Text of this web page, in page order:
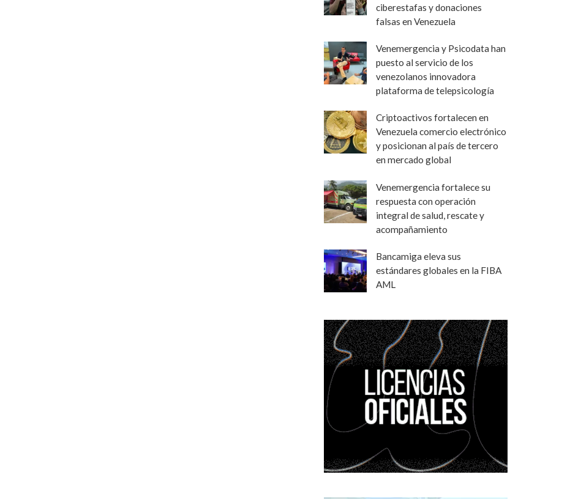
ciberestafas y donaciones
falsas en Venezuela
Venemergencia y Psicodata han
puesto al servicio de los
venezolanos innovadora
plataforma de telepsicología
Criptoactivos fortalecen en
Venezuela comercio electrónico
y posicionan al país de tercero
en mercado global
Venemergencia fortalece su
respuesta con operación
integral de salud, rescate y
acompañamiento
Bancamiga eleva sus
estándares globales en la FIBA
AML